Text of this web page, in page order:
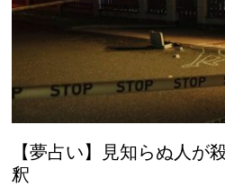
【夢占い】見知らぬ人が
釈